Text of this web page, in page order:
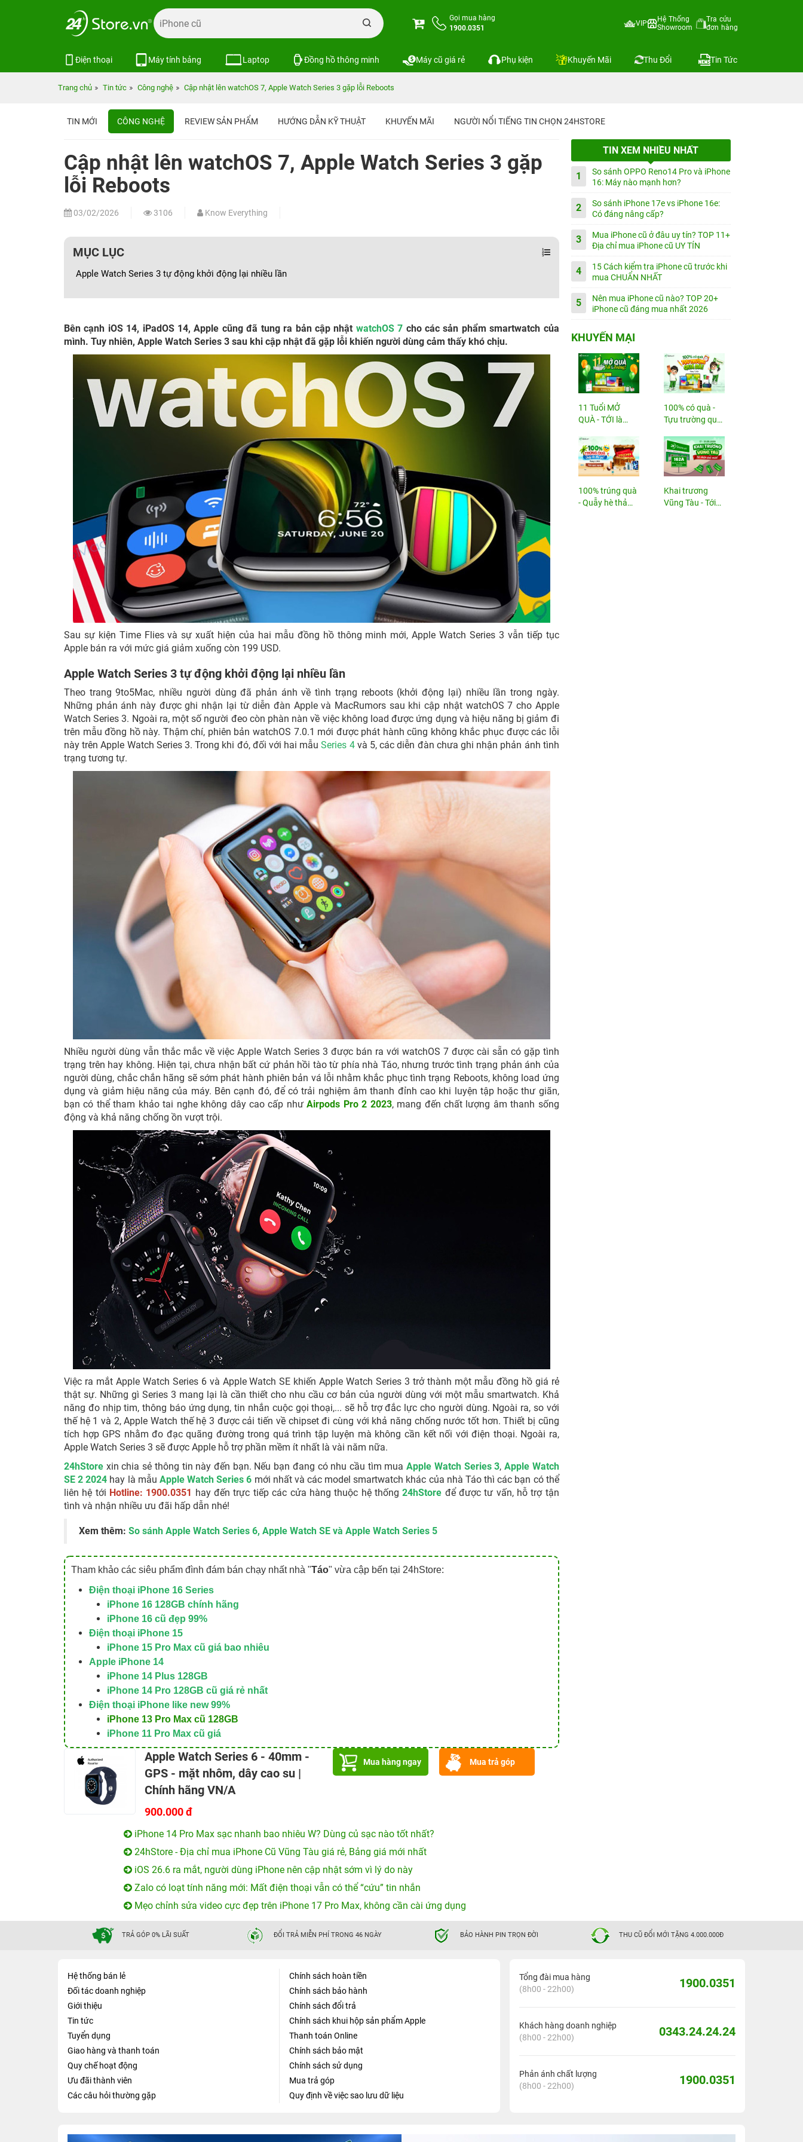
Gọi mua hàng
1900.0351
VIP
Hệ Thống
Showroom
Tra cứu
đơn hàng
Điện thoại Máy tính bảng Laptop Đồng hồ thông minh Máy cũ giá rẻ Phụ kiện Khuyến Mãi Thu Đổi Tin Tức
Trang chủ Tin tức Công nghệ Cập nhật lên watchOS 7, Apple Watch Series 3 gặp lỗi Reboots
TIN MỚI CÔNG NGHỆ REVIEW SẢN PHẨM HƯỚNG DẪN KỸ THUẬT KHUYẾN MÃI NGƯỜI NỔI TIẾNG TIN CHỌN 24HSTORE
Cập nhật lên watchOS 7, Apple Watch Series 3 gặp
lỗi Reboots
03/02/2026 3106 Know Everything
MỤC LỤC
Apple Watch Series 3 tự động khởi động lại nhiều lần
Bên cạnh iOS 14, iPadOS 14, Apple cũng đã tung ra bản cập nhật watchOS 7 cho các sản phẩm smartwatch của
mình. Tuy nhiên, Apple Watch Series 3 sau khi cập nhật đã gặp lỗi khiến người dùng cảm thấy khó chịu.
Sau sự kiện Time Flies và sự xuất hiện của hai mẫu đồng hồ thông minh mới, Apple Watch Series 3 vẫn tiếp tục
Apple bán ra với mức giá giảm xuống còn 199 USD.
Apple Watch Series 3 tự động khởi động lại nhiều lần
Theo trang 9to5Mac, nhiều người dùng đã phản ánh về tình trạng reboots (khởi động lại) nhiều lần trong ngày.
Những phản ánh này được ghi nhận lại từ diễn đàn Apple và MacRumors sau khi cập nhật watchOS 7 cho Apple
Watch Series 3. Ngoài ra, một số người đeo còn phàn nàn về việc không load được ứng dụng và hiệu năng bị giảm đi
trên mẫu đồng hồ này. Thậm chí, phiên bản watchOS 7.0.1 mới được phát hành cũng không khắc phục được các lỗi
này trên Apple Watch Series 3. Trong khi đó, đối với hai mẫuSeries 4và 5, các diễn đàn chưa ghi nhận phản ánh tình
trạng tương tự.
Nhiều người dùng vẫn thắc mắc về việc Apple Watch Series 3 được bán ra với watchOS 7 được cài sẵn có gặp tình
trạng trên hay không. Hiện tại, chưa nhận bất cứ phản hồi tào từ phía nhà Táo, nhưng trước tình trạng phản ánh của
người dùng, chắc chắn hãng sẽ sớm phát hành phiên bản vá lỗi nhằm khắc phục tình trạng Reboots, không load ứng
dụng và giảm hiệu năng của máy. Bên cạnh đó, để có trải nghiệm âm thanh đỉnh cao khi luyện tập hoặc thư giãn,
bạn có thể tham khảo tai nghe không dây cao cấp nhưAirpods Pro 2 2023, mang đến chất lượng âm thanh sống
động và khả năng chống ồn vượt trội.
Việc ra mắt Apple Watch Series 6 và Apple Watch SE khiến Apple Watch Series 3 trở thành một mẫu đồng hồ giá rẻ
thật sự. Những gì Series 3 mang lại là cần thiết cho nhu cầu cơ bản của người dùng với một mẫu smartwatch. Khả
năng đo nhịp tim, thông báo ứng dụng, tin nhắn cuộc gọi thoại,... sẽ hỗ trợ đắc lực cho người dùng. Ngoài ra, so với
thế hệ 1 và 2, Apple Watch thế hệ 3 được cải tiến về chipset đi cùng với khả năng chống nước tốt hơn. Thiết bị cũng
tích hợp GPS nhằm đo đạc quãng đường trong quá trình tập luyện mà không cần kết nối với điện thoại. Ngoài ra,
Apple Watch Series 3 sẽ được Apple hỗ trợ phần mềm ít nhất là vài năm nữa.
24hStore xin chia sẻ thông tin này đến bạn. Nếu bạn đang có nhu cầu tìm muaApple Watch Series 3, Apple Watch
SE 2 2024 hay là mẫu Apple Watch Series 6 mới nhất và các model smartwatch khác của nhà Táo thì các bạn có thể
liên hệ tới Hotline: 1900.0351 hay đến trực tiếp các cửa hàng thuộc hệ thống 24hStore để được tư vấn, hỗ trợ tận
tình và nhận nhiều ưu đãi hấp dẫn nhé!
Xem thêm: So sánh Apple Watch Series 6, Apple Watch SE và Apple Watch Series 5
Tham khảo các siêu phẩm đình đám bán chạy nhất nhà "Táo" vừa cập bến tại 24hStore:
Điện thoại iPhone 16 Series
iPhone 16 128GB chính hãng
iPhone 16 cũ đẹp 99%
Điện thoại iPhone 15
iPhone 15 Pro Max cũ giá bao nhiêu
Apple iPhone 14
iPhone 14 Plus 128GB
iPhone 14 Pro 128GB cũ giá rẻ nhất
Điện thoại iPhone like new 99%
iPhone 13 Pro Max cũ 128GB
iPhone 11 Pro Max cũ giá
Apple Watch Series 6 - 40mm -
GPS - mặt nhôm, dây cao su |
Chính hãng VN/A
900.000 đ
Mua hàng ngay Mua trả góp
iPhone 14 Pro Max sạc nhanh bao nhiêu W? Dùng củ sạc nào tốt nhất?
24hStore - Địa chỉ mua iPhone Cũ Vũng Tàu giá rẻ, Bảng giá mới nhất
iOS 26.6 ra mắt, người dùng iPhone nên cập nhật sớm vì lý do này
Zalo có loạt tính năng mới: Mất điện thoại vẫn có thể “cứu” tin nhắn
Mẹo chỉnh sửa video cực đẹp trên iPhone 17 Pro Max, không cần cài ứng dụng
TIN XEM NHIỀU NHẤT
1
So sánh OPPO Reno14 Pro và iPhone
16: Máy nào mạnh hơn?
2
So sánh iPhone 17e vs iPhone 16e:
Có đáng nâng cấp?
3
Mua iPhone cũ ở đâu uy tín? TOP 11+
Địa chỉ mua iPhone cũ UY TÍN
4
15 Cách kiểm tra iPhone cũ trước khi
mua CHUẨN NHẤT
5
Nên mua iPhone cũ nào? TOP 20+
iPhone cũ đáng mua nhất 2026
KHUYẾN MẠI
11 Tuổi MỞ
QUÀ - TỚI là
100% có quà -
Tựu trường quá
100% trúng quà
- Quẫy hè thả
Khai trương
Vũng Tàu - Tới
TRẢ GÓP 0% LÃI SUẤT ĐỔI TRẢ MIỄN PHÍ TRONG 46 NGÀY BẢO HÀNH PIN TRỌN ĐỜI THU CŨ ĐỔI MỚI TẶNG 4.000.000Đ
Hệ thống bán lẻ
Đối tác doanh nghiệp
Giới thiệu
Tin tức
Tuyển dụng
Giao hàng và thanh toán
Quy chế hoạt động
Ưu đãi thành viên
Các câu hỏi thường gặp
Chính sách hoàn tiền
Chính sách bảo hành
Chính sách đổi trả
Chính sách khui hộp sản phẩm Apple
Thanh toán Online
Chính sách bảo mật
Chính sách sử dụng
Mua trả góp
Quy định về việc sao lưu dữ liệu
Tổng đài mua hàng
(8h00 - 22h00)
1900.0351
Khách hàng doanh nghiệp
(8h00 - 22h00)
0343.24.24.24
Phản ánh chất lượng
(8h00 - 22h00)
1900.0351